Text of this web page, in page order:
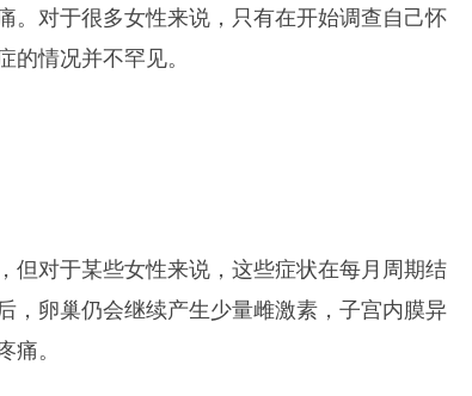
。对于很多女性来说，只有在开始调查自己怀
情况并不罕见。
但对于某些女性来说，这些症状在每月周期结
，卵巢仍会继续产生少量雌激素，子宫内膜异
。